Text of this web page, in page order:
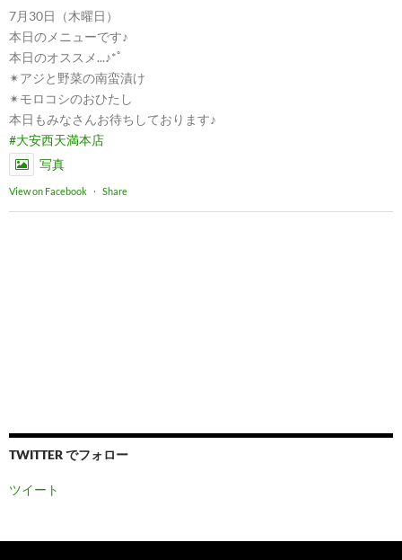
7月30日（木曜日）
本日のメニューです♪
本日のオススメ...♪*ﾟ
✴︎アジと野菜の南蛮漬け
✴︎モロコシのおひたし
本日もみなさんお待ちしております♪
#大安西天満本店
写真
View on Facebook · Share
TWITTER でフォロー
ツイート